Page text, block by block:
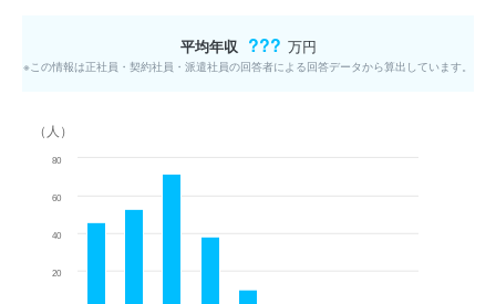
平均年収 ??? 万円
※この情報は正社員・契約社員・派遣社員の回答者による回答データから算出しています。
（人）
20
40
60
80